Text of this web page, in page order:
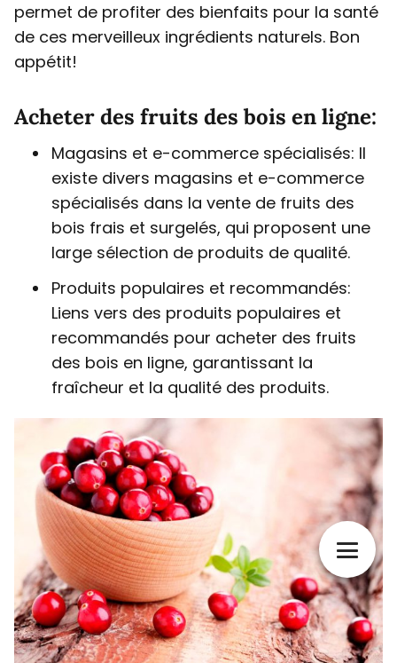
permet de profiter des bienfaits pour la santé
de ces merveilleux ingrédients naturels. Bon
appétit!
Acheter des fruits des bois en ligne:
Magasins et e-commerce spécialisés: Il
existe divers magasins et e-commerce
spécialisés dans la vente de fruits des
bois frais et surgelés, qui proposent une
large sélection de produits de qualité.
Produits populaires et recommandés:
Liens vers des produits populaires et
recommandés pour acheter des fruits
des bois en ligne, garantissant la
fraîcheur et la qualité des produits.